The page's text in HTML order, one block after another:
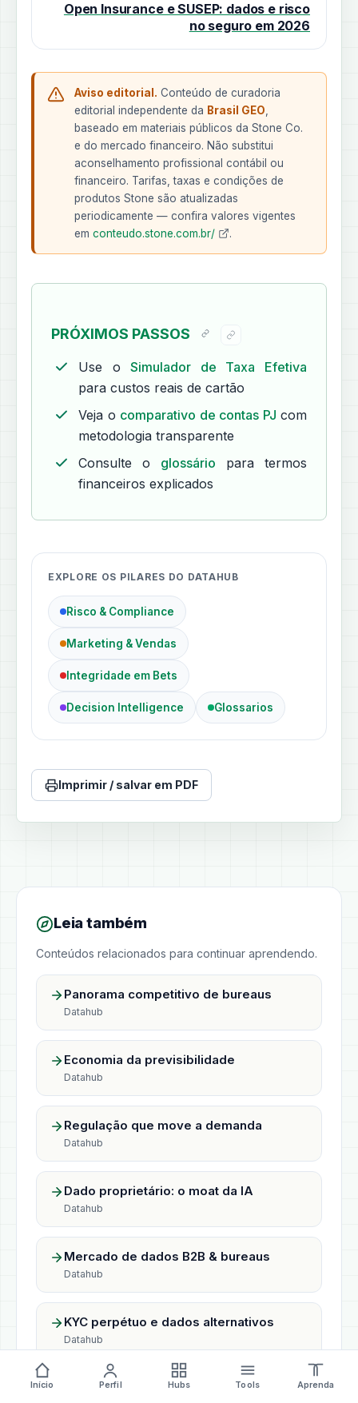
Open Insurance e SUSEP: dados e risco
no seguro em 2026
Aviso editorial. Conteúdo de curadoria
editorial independente da Brasil GEO
baseado em materiais públicos da Stone Co.
e do mercado financeiro. Não substitui
aconselhamento profissional contábil ou
financeiro. Tarifas, taxas e condições de
produtos Stone são atualizadas
periodicamente — confira valores vigentes
em conteudo.stone.com.br/ .
PRÓXIMOS PASSOS
Use oSimulador de Taxa Efetiva
para custos reais de cartão
Veja o comparativo de contas PJ com
metodologia transparente
Consulte o glossário para termos
financeiros explicados
EXPLORE OS PILARES DO DATAHUB
Risco & Compliance
Marketing & Vendas
Integridade em Bets
Decision Intelligence Glossarios
Imprimir / salvar em PDF
Leia também
Conteúdos relacionados para continuar aprendendo.
Panorama competitivo de bureaus
Datahub
Economia da previsibilidade
Datahub
Regulação que move a demanda
Datahub
Dado proprietário: o moat da IA
Datahub
Mercado de dados B2B & bureaus
Datahub
KYC perpétuo e dados alternativos
Datahub
Início Perfil Hubs Tools Aprenda